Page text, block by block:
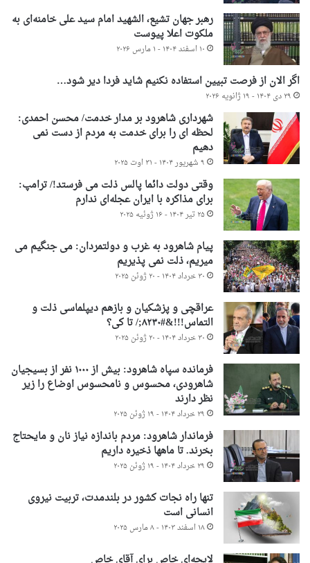
رهبر جهان تشیع، الشهید امام سید علی خامنه‌ای به
ملکوت اعلا پیوست
۱۰ اسفند ۱۴۰۴ - ۱ مارس ۲۰۲۶
اگر الان از فرصت تبیین استفاده نکنیم شاید فردا دیر شود…
۲۹ دی ۱۴۰۴ - ۱۹ ژانویه ۲۰۲۶
شهرداری شاهرود بر مدار خدمت/ محسن احمدی:
لحظه ای را برای خدمت به مردم از دست نمی
دهیم
۹ شهریور ۱۴۰۴ - ۳۱ اوت ۲۰۲۵
وقتی دولت دائما پالس ذلت می فرستد!/ ترامپ:
برای مذاکره با ایران عجله‌ای ندارم
۲۵ تیر ۱۴۰۴ - ۱۶ ژوئیه ۲۰۲۵
پیام شاهرود به غرب و دولتمردان: می جنگیم می
میریم، ذلت نمی پذیریم
۳۰ خرداد ۱۴۰۴ - ۲۰ ژوئن ۲۰۲۵
عراقچی و پزشکیان و بازهم دیپلماسی ذلت و
التماس!!!&#۸۲۳۰;/ تا کی؟
۳۰ خرداد ۱۴۰۴ - ۲۰ ژوئن ۲۰۲۵
فرمانده سپاه شاهرود: بیش از ۱۰۰۰ نفر از بسیجیان
شاهرودی، محسوس و نامحسوس اوضاع را زیر
نظر دارند
۲۹ خرداد ۱۴۰۴ - ۱۹ ژوئن ۲۰۲۵
فرماندار شاهرود: مردم باندازه نیاز نان و مایحتاج
بخرند. تا ماهها ذخیره داریم
۲۹ خرداد ۱۴۰۴ - ۱۹ ژوئن ۲۰۲۵
تنها راه نجات کشور در بلندمدت، تربیت نیروی
انسانی است
۱۸ اسفند ۱۴۰۳ - ۸ مارس ۲۰۲۵